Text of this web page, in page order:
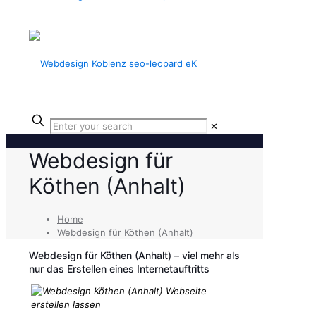
✕
Webdesign für
Köthen (Anhalt)
Home
Webdesign für Köthen (Anhalt)
Webdesign für Köthen (Anhalt) – viel mehr als
nur das Erstellen eines Internetauftritts